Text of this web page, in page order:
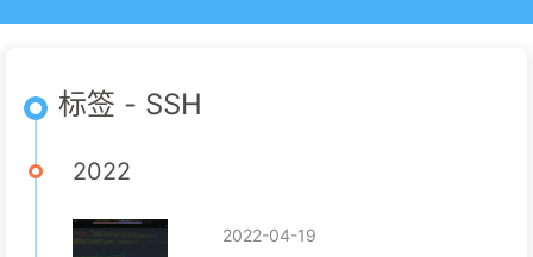
标签 - SSH
2022
2022-04-19